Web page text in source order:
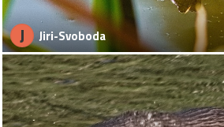
J Jiri-Svoboda